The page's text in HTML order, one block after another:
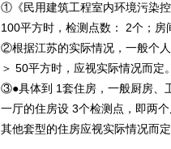
①《民用建筑工程室内环境污染
100平方时，检测点数： 2个；房
②根据江苏的实际情况，一般个
＞ 50平方时，应视实际情况而定。
③●具体到 1套住房，一般厨房、
一厅的住房设 3个检测点，即两
其他套型的住房应视实际情况而定